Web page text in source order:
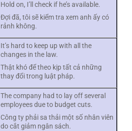
Hold on, I’ll check if he’s available.
Đợi đã, tôi sẽ kiểm tra xem anh ấy có
rảnh không.
It’s hard to keep up with all the
changes in the law.
Thật khó để theo kịp tất cả những
thay đổi trong luật pháp.
The company had to lay off several
employees due to budget cuts.
Công ty phải sa thải một số nhân viên
do cắt giảm ngân sách.